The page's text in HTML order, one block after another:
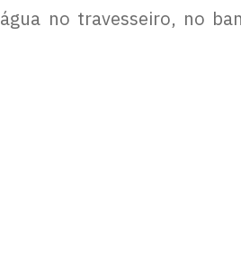
no travesseiro, no